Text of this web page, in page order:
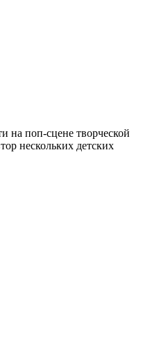
на поп-сцене творческой
нескольких детских